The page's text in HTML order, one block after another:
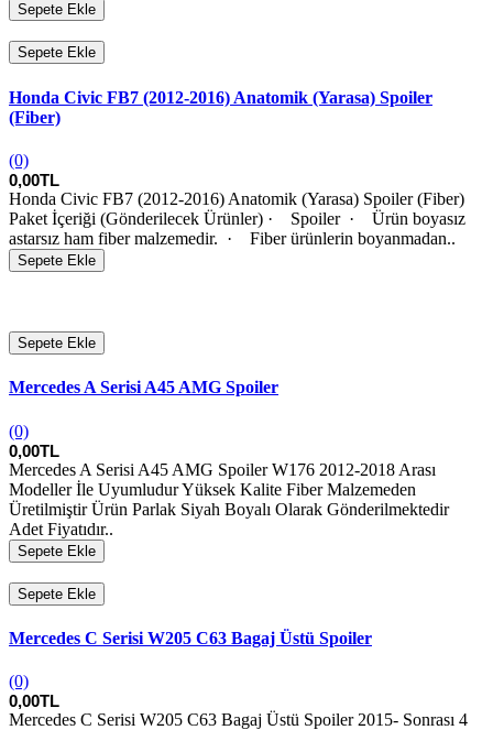
Sepete Ekle
Sepete Ekle
Honda Civic FB7 (2012-2016) Anatomik (Yarasa) Spoiler
(Fiber)
(0)
0,00TL
Honda Civic FB7 (2012-2016) Anatomik (Yarasa) Spoiler (Fiber)
Paket İçeriği (Gönderilecek Ürünler) · Spoiler · Ürün boyasız
astarsız ham fiber malzemedir. · Fiber ürünlerin boyanmadan..
Sepete Ekle
Sepete Ekle
Mercedes A Serisi A45 AMG Spoiler
(0)
0,00TL
Mercedes A Serisi A45 AMG Spoiler W176 2012-2018 Arası
Modeller İle Uyumludur Yüksek Kalite Fiber Malzemeden
Üretilmiştir Ürün Parlak Siyah Boyalı Olarak Gönderilmektedir
Adet Fiyatıdır..
Sepete Ekle
Sepete Ekle
Mercedes C Serisi W205 C63 Bagaj Üstü Spoiler
(0)
0,00TL
Mercedes C Serisi W205 C63 Bagaj Üstü Spoiler 2015- Sonrası 4